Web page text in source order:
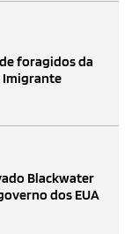
foragidos da
Imigrante
Blackwater
dos EUA